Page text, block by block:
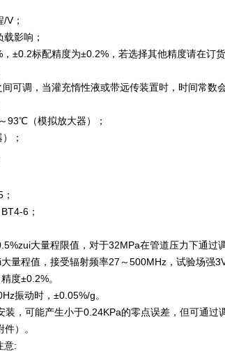
V；
影响；
±0.2标配精度为±0.2%，若选择其他精度请在订货
可调，当灌充惰性液或带远传装置时，时间常数
93℃（模拟放大器）；
；
6；
大量程限值，对于32MPa在管道压力下通过
量程值，接受辐射频率27～500MHz，试验场强
度±0.2%。
振动时，±0.05%/g。
，可能产生小于0.24KPa的零点误差，但可通过
）。
意: